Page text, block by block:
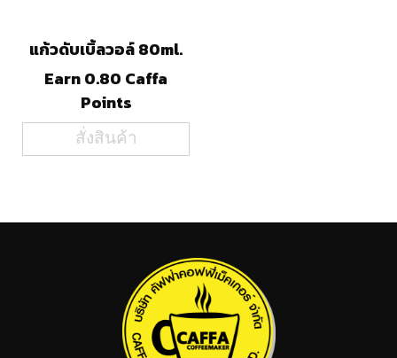
แก้วดับเบิ้ลวอล์ 80ml.
Earn 0.80 Caffa
Points
สั่งสินค้า